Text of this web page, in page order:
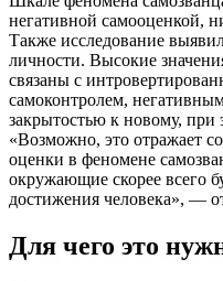
негативной самооценкой,
Также исследование
личности. Высокие
связаны с
самоконтролем,
закрытостью к новому, при
«Возможно, это отражает
оценки в феномене
окружающие скорее всего
достижения человека», —
Для чего это